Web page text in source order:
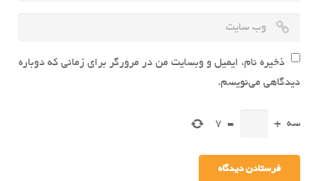
ذخیره نام، ایمیل و وبسایت من در مرورگر برای زمانی که دوباره
دیدگاهی می‌نویسم.
سه +
=
7